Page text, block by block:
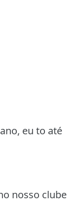
eu to até
nosso clube